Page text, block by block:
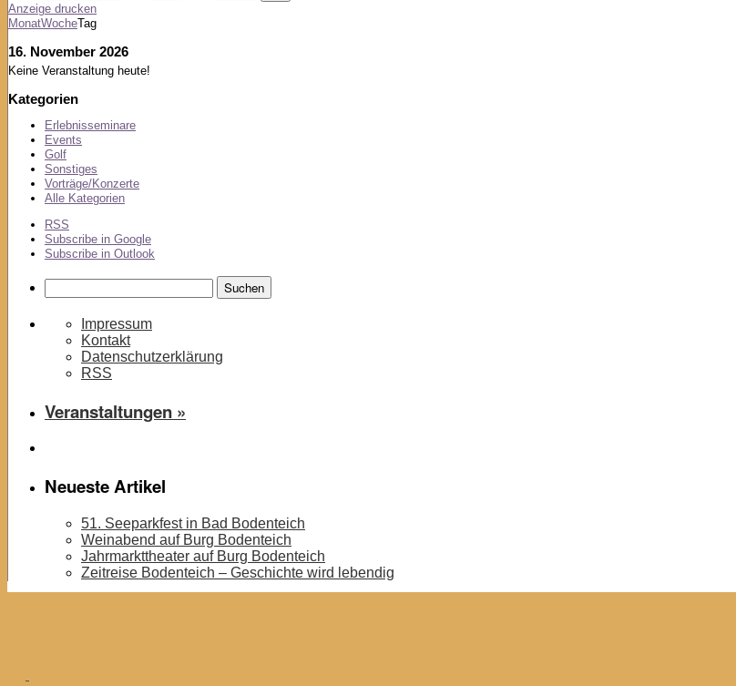
Anzeige drucken
MonatWocheTag
16. November 2026
Keine Veranstaltung heute!
Kategorien
Erlebnisseminare
Events
Golf
Sonstiges
Vorträge/Konzerte
Alle Kategorien
RSS
Subscribe in Google
Subscribe in Outlook
Suchen
nach:
Impressum
Kontakt
Datenschutzerklärung
RSS
Veranstaltungen »
Neueste Artikel
51. Seeparkfest in Bad Bodenteich
Weinabend auf Burg Bodenteich
Jahrmarkttheater auf Burg Bodenteich
Zeitreise Bodenteich – Geschichte wird lebendig